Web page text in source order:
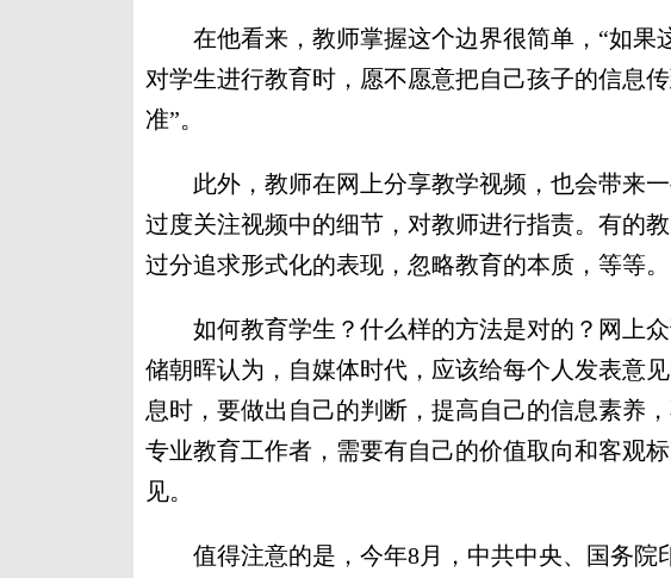
在他看来，教师掌握这个边界很简单，“如果
对学生进行教育时，愿不愿意把自己孩子的信息
准”。
此外，教师在网上分享教学视频，也会带来一
过度关注视频中的细节，对教师进行指责。有的
过分追求形式化的表现，忽略教育的本质，等等。
如何教育学生？什么样的方法是对的？网上众
储朝晖认为，自媒体时代，应该给每个人发表意
息时，要做出自己的判断，提高自己的信息素养
专业教育工作者，需要有自己的价值取向和客观
见。
值得注意的是，今年8月，中共中央、国务院